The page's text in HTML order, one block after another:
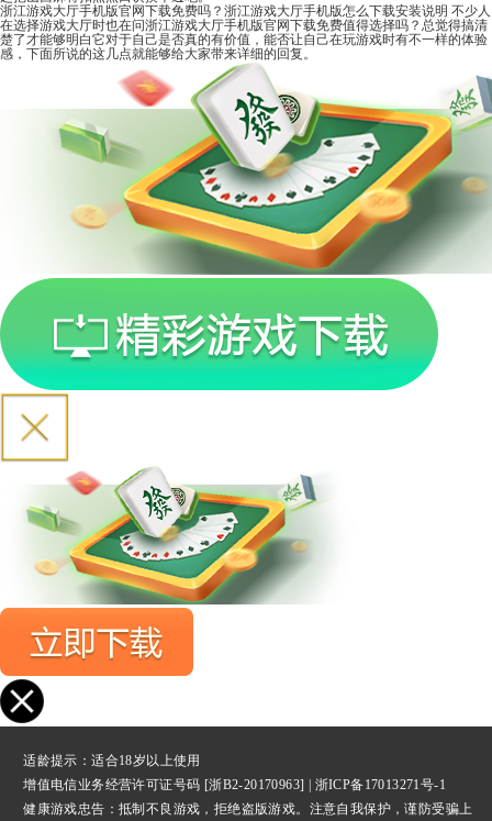
浙江游戏大厅手机版官网下载免费吗？浙江游戏大厅手机版怎么下载安装说明 不少人
在选择游戏大厅时也在问浙江游戏大厅手机版官网下载免费值得选择吗？总觉得搞清
楚了才能够明白它对于自己是否真的有价值，能否让自己在玩游戏时有不一样的体验
感，下面所说的这几点就能够给大家带来详细的回复。
适龄提示：适合18岁以上使用
增值电信业务经营许可证号码 [浙B2-20170963] | 浙ICP备17013271号-1
健康游戏忠告：抵制不良游戏，拒绝盗版游戏。注意自我保护，谨防受骗上